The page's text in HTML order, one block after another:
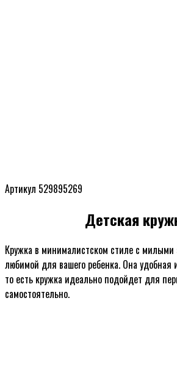
Артикул 529895269
Детская
Кружка в минималистском стиле с милыми
любимой для вашего ребенка. Она
то есть кружка идеально подойдет для
самостоятельно.